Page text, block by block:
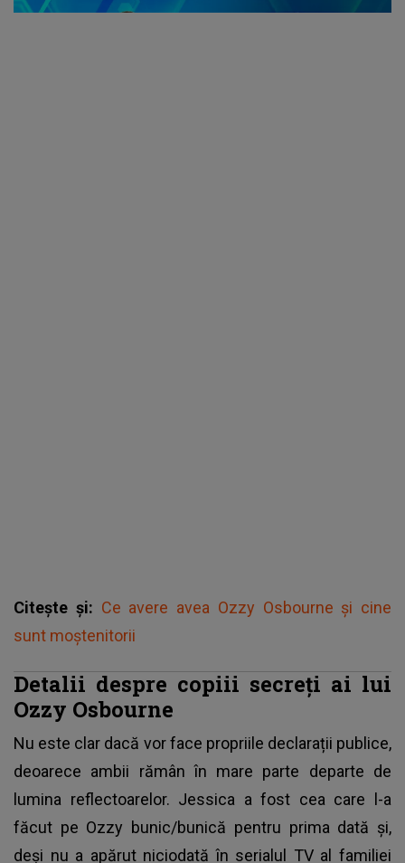
Citește și: Ce avere avea Ozzy Osbourne și cine
sunt moștenitorii
Detalii despre copiii secreți ai lui
Ozzy Osbourne
Nu este clar dacă vor face propriile declarații publice,
deoarece ambii rămân în mare parte departe de
lumina reflectoarelor. Jessica a fost cea care l-a
făcut pe Ozzy bunic/bunică pentru prima dată și,
deși nu a apărut niciodată în serialul TV al familiei